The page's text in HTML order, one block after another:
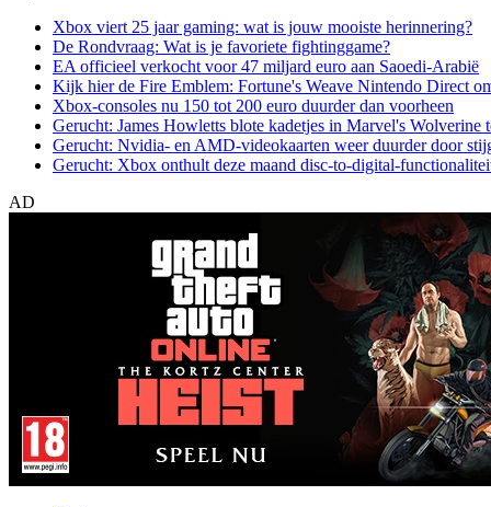
Xbox viert 25 jaar gaming: wat is jouw mooiste herinnering?
De Rondvraag: Wat is je favoriete fightinggame?
EA officieel verkocht voor 47 miljard euro aan Saoedi-Arabië
Kijk hier de Fire Emblem: Fortune's Weave Nintendo Direct
Xbox-consoles nu 150 tot 200 euro duurder dan voorheen
Gerucht: James Howletts blote kadetjes in Marvel's Wolverine
Gerucht: Nvidia- en AMD-videokaarten weer duurder door
Gerucht: Xbox onthult deze maand disc-to-digital-
AD